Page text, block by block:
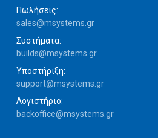
Πωλήσεις:
sales@msystems.gr
Συστήματα:
builds@msystems.gr
Υποστήριξη:
support@msystems.gr
Λογιστήριο:
backoffice@msystems.gr